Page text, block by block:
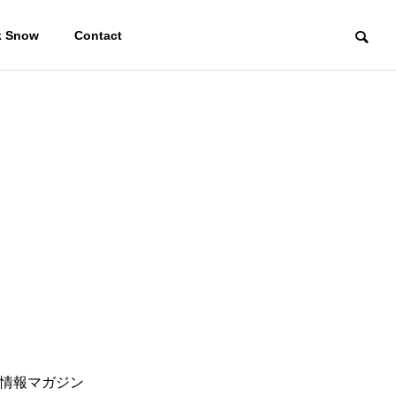
Snow Contact
報マガジン